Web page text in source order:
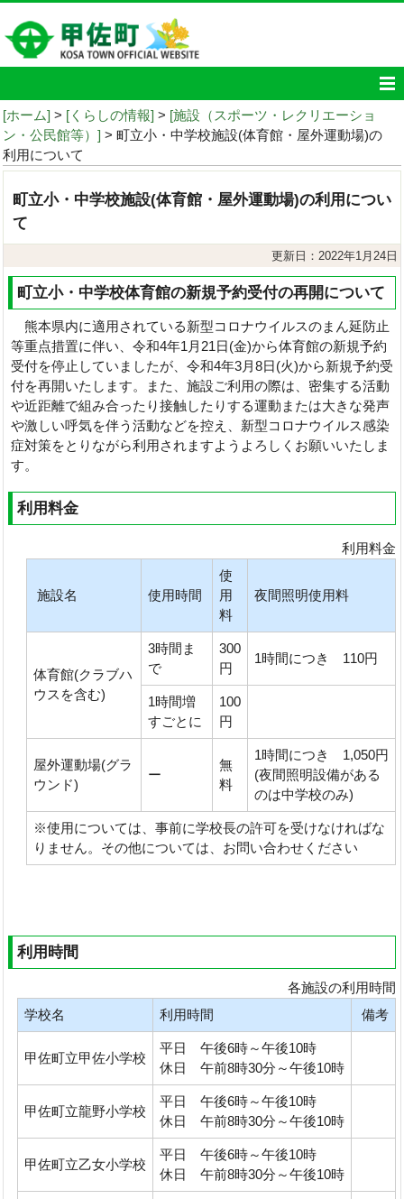
[ホーム] > [くらしの情報] > [施設（スポーツ・レクリエーショ
ン・公民館等）] > 町立小・中学校施設(体育館・屋外運動場)の
利用について
町立小・中学校施設(体育館・屋外運動場)の利用につい
て
更新日：2022年1月24日
町立小・中学校体育館の新規予約受付の再開について
熊本県内に適用されている新型コロナウイルスのまん延防止
等重点措置に伴い、令和4年1月21日(金)から体育館の新規予約
受付を停止していましたが、令和4年3月8日(火)から新規予約受
付を再開いたします。また、施設ご利用の際は、密集する活動
や近距離で組み合ったり接触したりする運動または大きな発声
や激しい呼気を伴う活動などを控え、新型コロナウイルス感染
症対策をとりながら利用されますようよろしくお願いいたしま
す。
利用料金
利用料金
施設名 使用時間
使
用
料
夜間照明使用料
体育館(クラブハ
ウスを含む)
3時間ま
で
300
円
1時間につき 110円
1時間増
すごとに
100
円
屋外運動場(グラ
ウンド)
ー
無
料
1時間につき 1,050円
(夜間照明設備がある
のは中学校のみ)
※使用については、事前に学校長の許可を受けなければな
りません。その他については、お問い合わせください
利用時間
各施設の利用時間
学校名
利用時間 備考
甲佐町立甲佐小学校
平日 午後6時～午後10時
休日 午前8時30分～午後10時
甲佐町立龍野小学校
平日 午後6時～午後10時
休日 午前8時30分～午後10時
甲佐町立乙女小学校
平日 午後6時～午後10時
休日 午前8時30分～午後10時